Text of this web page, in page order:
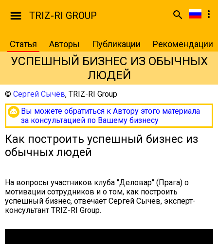
TRIZ-RI GROUP
Статья Авторы Публикации Рекомендации
УСПЕШНЫЙ БИЗНЕС ИЗ ОБЫЧНЫХ
ЛЮДЕЙ
© Сергей Сычёв, TRIZ-RI Group
Вы можете обратиться к Автору этого материала
за консультацией по Вашему бизнесу
Как построить успешный бизнес из
обычных людей
На вопросы участников клуба "Деловар" (Прага) о
мотивации сотрудников и о том, как построить
успешный бизнес, отвечает Сергей Сычев, эксперт-
консультант TRIZ-RI Group.